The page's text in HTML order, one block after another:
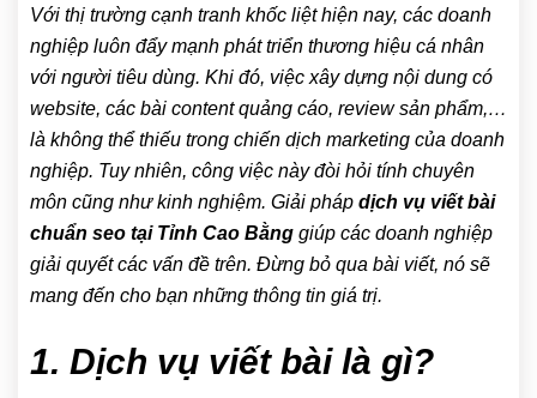
Với thị trường cạnh tranh khốc liệt hiện nay, các doanh
nghiệp luôn đẩy mạnh phát triển thương hiệu cá nhân
với người tiêu dùng. Khi đó, việc xây dựng nội dung có
website, các bài content quảng cáo, review sản phẩm,…
là không thể thiếu trong chiến dịch marketing của doanh
nghiệp. Tuy nhiên, công việc này đòi hỏi tính chuyên
môn cũng như kinh nghiệm. Giải pháp dịch vụ viết bài
chuẩn seo tại Tỉnh Cao Bằng giúp các doanh nghiệp
giải quyết các vấn đề trên. Đừng bỏ qua bài viết, nó sẽ
mang đến cho bạn những thông tin giá trị.
1. Dịch vụ viết bài là gì?